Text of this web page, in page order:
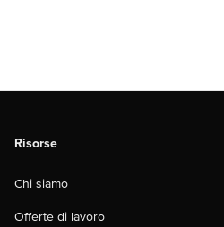
Risorse
Chi siamo
Offerte di lavoro